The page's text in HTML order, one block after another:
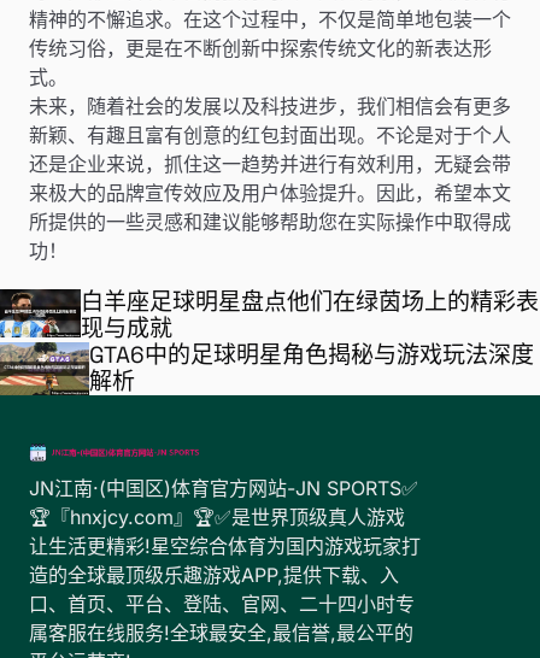
精神的不懈追求。在这个过程中，不仅是简单地包装一个
传统习俗，更是在不断创新中探索传统文化的新表达形
式。
未来，随着社会的发展以及科技进步，我们相信会有更多
新颖、有趣且富有创意的红包封面出现。不论是对于个人
还是企业来说，抓住这一趋势并进行有效利用，无疑会带
来极大的品牌宣传效应及用户体验提升。因此，希望本文
所提供的一些灵感和建议能够帮助您在实际操作中取得成
功！
白羊座足球明星盘点他们在绿茵场上的精彩表
现与成就
GTA6中的足球明星角色揭秘与游戏玩法深度
解析
JN江南·(中国区)体育官方网站-JN SPORTS✅
🏆『hnxjcy.com』🏆✅是世界顶级真人游戏
让生活更精彩!星空综合体育为国内游戏玩家打
造的全球最顶级乐趣游戏APP,提供下载、入
口、首页、平台、登陆、官网、二十四小时专
属客服在线服务!全球最安全,最信誉,最公平的